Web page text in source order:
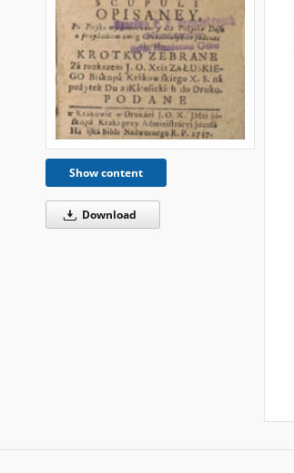
Show content
Download